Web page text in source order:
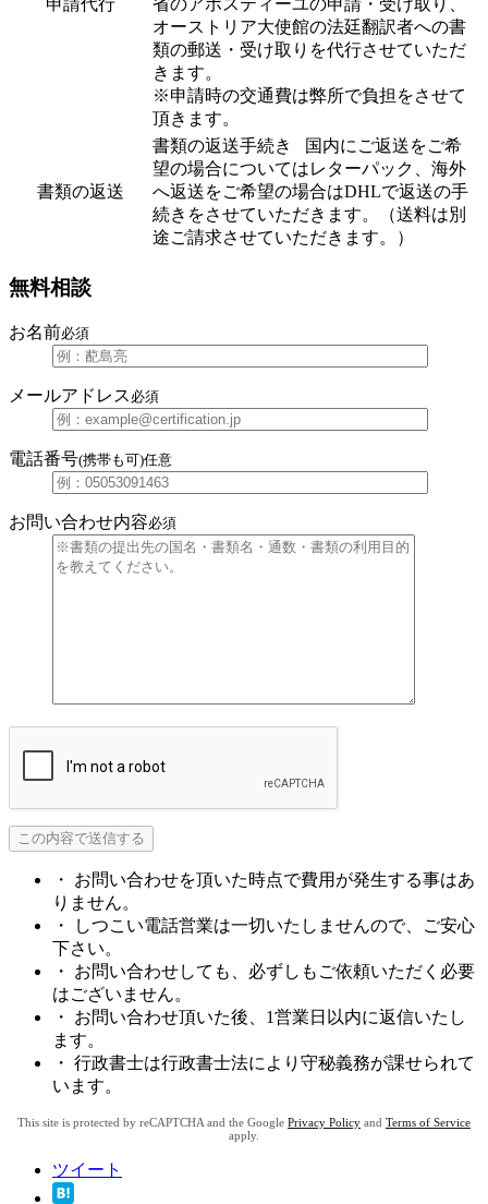
申請代行
省のアポスティーユの申請・受け取り、
オーストリア大使館の法廷翻訳者への書
類の郵送・受け取りを代行させていただ
きます。
※申請時の交通費は弊所で負担をさせて
頂きます。
書類の返送
書類の返送手続き 国内にご返送をご希
望の場合についてはレターパック、海外
へ返送をご希望の場合はDHLで返送の手
続きをさせていただきます。（送料は別
途ご請求させていただきます。）
無料相談
お名前必須
メールアドレス 必須
電話番号(携帯も可)任意
お問い合わせ内容必須
・ お問い合わせを頂いた時点で費用が発生する事はあ
りません。
・ しつこい電話営業は一切いたしませんので、ご安心
下さい。
・ お問い合わせしても、必ずしもご依頼いただく必要
はございません。
・ お問い合わせ頂いた後、1営業日以内に返信いたし
ます。
・ 行政書士は行政書士法により守秘義務が課せられて
います。
This site is protected by reCAPTCHA and the Google Privacy Policy and Terms of Service
apply.
ツイート